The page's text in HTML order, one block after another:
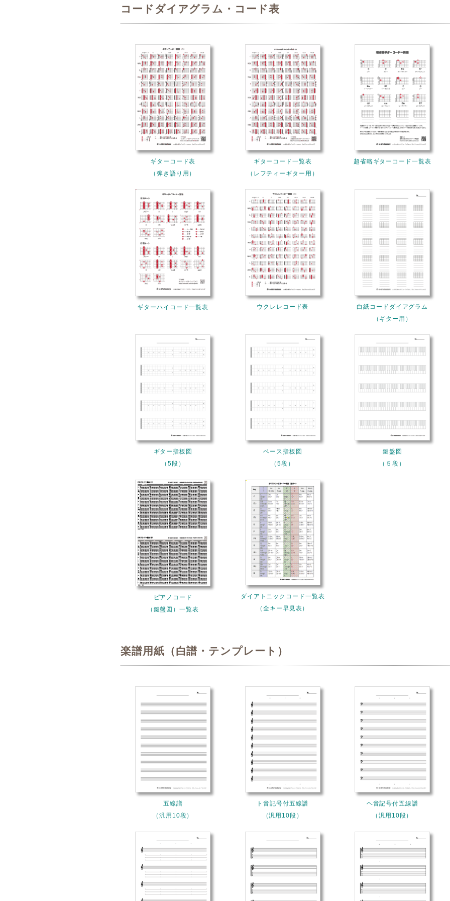
コードダイアグラム・コード表
ギターコード表
（弾き語り用）
ギターコード一覧表
（レフティーギター用）
超省略ギターコード一覧表
ギターハイコード一覧表 ウクレレコード表
白紙コードダイアグラム
（ギター用）
ギター指板図
（5段）
ベース指板図
（5段）
鍵盤図
（５段）
ピアノコード
（鍵盤図）一覧表
ダイアトニックコード一覧表
（全キー早見表）
楽譜用紙（白譜・テンプレート）
五線譜
（汎用10段）
ト音記号付五線譜
（汎用10段）
ヘ音記号付五線譜
（汎用10段）